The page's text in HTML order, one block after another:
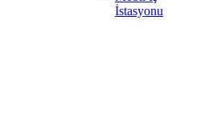
İstasyonu